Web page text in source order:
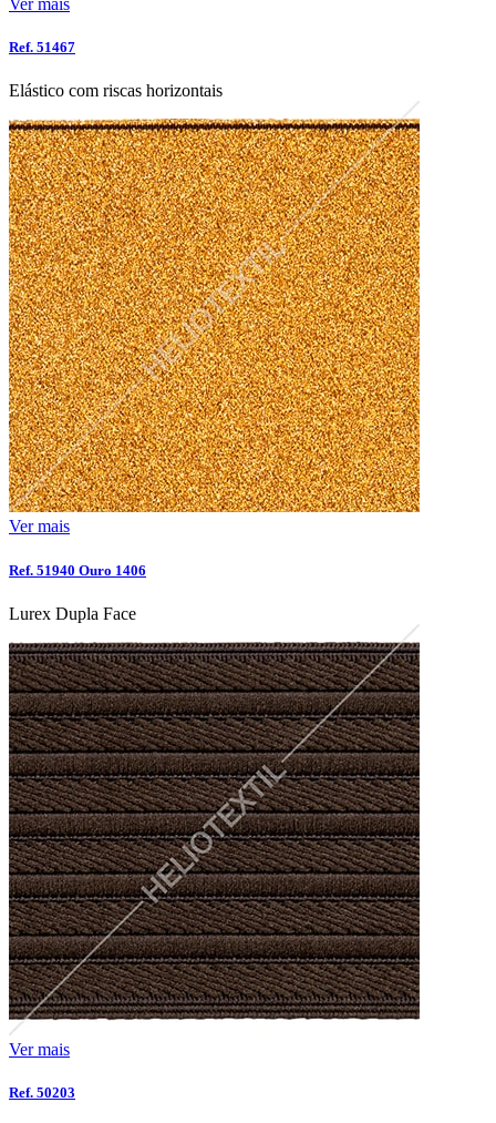
Ver mais
Ref. 51467
Elástico com riscas horizontais
Ver mais
Ref. 51940 Ouro 1406
Lurex Dupla Face
Ver mais
Ref. 50203